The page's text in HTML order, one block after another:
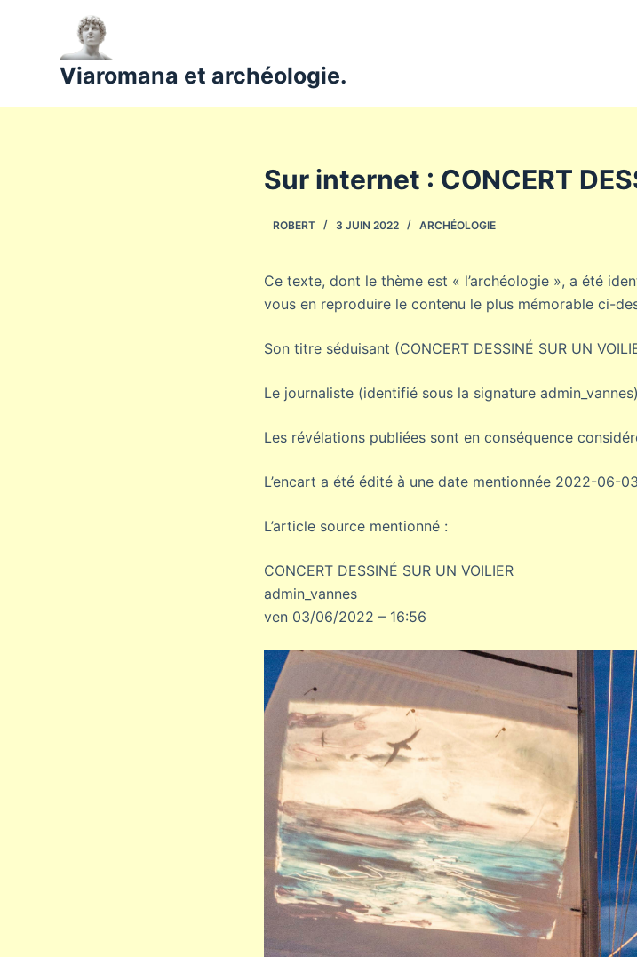
Viaromana et archéologie.
Sur internet : CONCERT
ROBERT 3 JUIN 2022 ARCHÉOLOGIE
Ce texte, dont le thème est « l’archéologie », a été
vous en reproduire le contenu le plus mémorable ci-
Son titre séduisant (CONCERT DESSINÉ SUR UN
Le journaliste (identifié sous la signature
Les révélations publiées sont en conséquence
L’encart a été édité à une date mentionnée 2022-06-
L’article source mentionné :
CONCERT DESSINÉ SUR UN VOILIER
admin_vannes
ven 03/06/2022 – 16:56